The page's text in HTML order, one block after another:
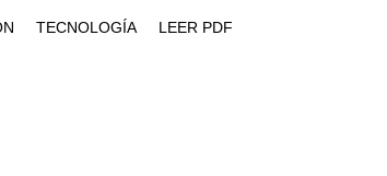
TECNOLOGÍA LEER PDF